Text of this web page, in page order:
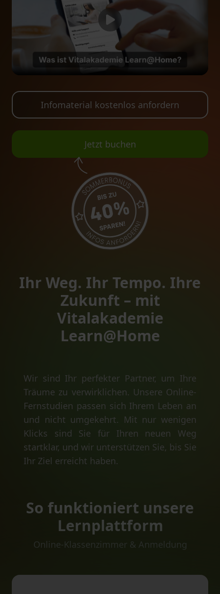
Infomaterial kostenlos anfordern
Jetzt buchen
Ihr Weg. Ihr Tempo. Ihre
Zukunft – mit
Vitalakademie
Learn@Home
Wir sind Ihr perfekter Partner, um Ihre
Träume zu verwirklichen. Unsere Online-
Fernstudien passen sich Ihrem Leben an
und nicht umgekehrt. Mit nur wenigen
Klicks sind Sie für Ihren neuen Weg
startklar, und wir unterstützen Sie, bis Sie
Ihr Ziel erreicht haben.
So funktioniert unsere
Lernplattform
Online-Klassenzimmer & Anmeldung